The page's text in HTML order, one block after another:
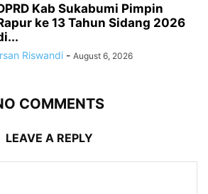
Kab Sukabumi Pimpin
ke 13 Tahun Sidang 2026
Riswandi - August 6, 2026
COMMENTS
LEAVE A REPLY